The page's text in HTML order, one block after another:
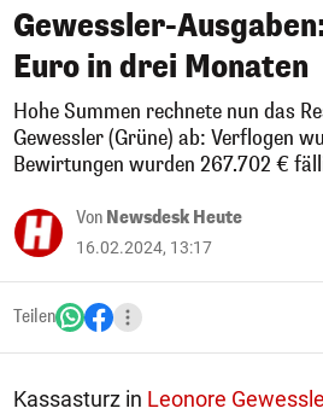
Gewessler-
Euro in drei Monaten
Hohe Summen rechnete nun das
Gewessler (Grüne) ab: Verflogen
Bewirtungen wurden 267.702 €
Von Newsdesk Heute
16.02.2024, 13:17
Teilen
Kassasturz in Leonore